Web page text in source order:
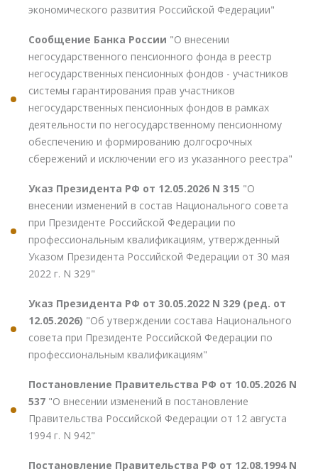
экономического развития Российской Федерации"
Сообщение Банка России "О внесении
негосударственного пенсионного фонда в реестр
негосударственных пенсионных фондов - участников
системы гарантирования прав участников
негосударственных пенсионных фондов в рамках
деятельности по негосударственному пенсионному
обеспечению и формированию долгосрочных
сбережений и исключении его из указанного реестра"
Указ Президента РФ от 12.05.2026 N 315 "О
внесении изменений в состав Национального совета
при Президенте Российской Федерации по
профессиональным квалификациям, утвержденный
Указом Президента Российской Федерации от 30 мая
2022 г. N 329"
Указ Президента РФ от 30.05.2022 N 329 (ред. от
12.05.2026) "Об утверждении состава Национального
совета при Президенте Российской Федерации по
профессиональным квалификациям"
Постановление Правительства РФ от 10.05.2026 N
537 "О внесении изменений в постановление
Правительства Российской Федерации от 12 августа
1994 г. N 942"
Постановление Правительства РФ от 12.08.1994 N